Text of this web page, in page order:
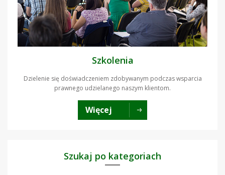
Szkolenia
Dzielenie się doświadczeniem zdobywanym podczas wsparcia
prawnego udzielanego naszym klientom.
Więcej
Szukaj po kategoriach